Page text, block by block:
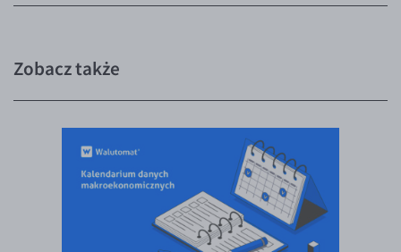
EUR/DKK
EUR/NOK
Zobacz także